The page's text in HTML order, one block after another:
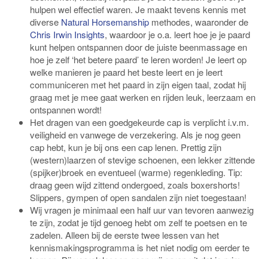
hulpen wel effectief waren. Je maakt tevens kennis met
diverse Natural Horsemanship methodes, waaronder de
Chris Irwin Insights, waardoor je o.a. leert hoe je je paard
kunt helpen ontspannen door de juiste beenmassage en
hoe je zelf ‘het betere paard’ te leren worden! Je leert op
welke manieren je paard het beste leert en je leert
communiceren met het paard in zijn eigen taal, zodat hij
graag met je mee gaat werken en rijden leuk, leerzaam en
ontspannen wordt!
Het dragen van een goedgekeurde cap is verplicht i.v.m.
veiligheid en vanwege de verzekering. Als je nog geen
cap hebt, kun je bij ons een cap lenen. Prettig zijn
(western)laarzen of stevige schoenen, een lekker zittende
(spijker)broek en eventueel (warme) regenkleding. Tip:
draag geen wijd zittend ondergoed, zoals boxershorts!
Slippers, gympen of open sandalen zijn niet toegestaan!
Wij vragen je minimaal een half uur van tevoren aanwezig
te zijn, zodat je tijd genoeg hebt om zelf te poetsen en te
zadelen. Alleen bij de eerste twee lessen van het
kennismakingsprogramma is het niet nodig om eerder te